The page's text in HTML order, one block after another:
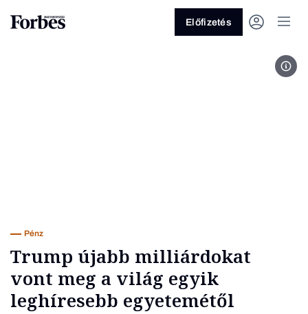
Előfizetés
Pénz
Trump újabb milliárdokat
vont meg a világ egyik
leghíresebb egyetemétől